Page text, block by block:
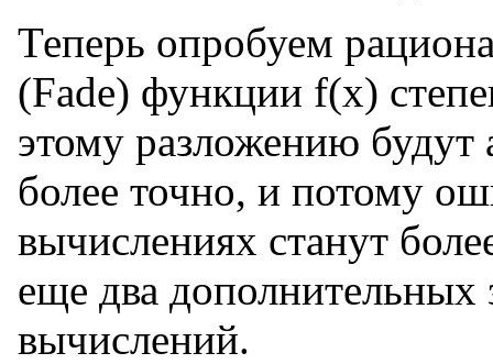
Теперь опробуем
(Fade) функции f(x)
этому разложению
более точно, и потому
вычислениях станут
еще два дополнительных
вычислений.